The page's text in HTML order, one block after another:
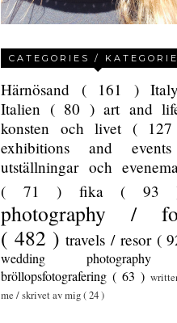
CATEGORIES /
Härnösand ( 161 )
Italien ( 80 )art and
konsten och livet (
exhibitions and
utställningar och
( 71 ) fika ( 93
photography /
( 482 )travels / resor (
wedding
bröllopsfotografering ( 63 )
me / skrivet av mig( 24 )